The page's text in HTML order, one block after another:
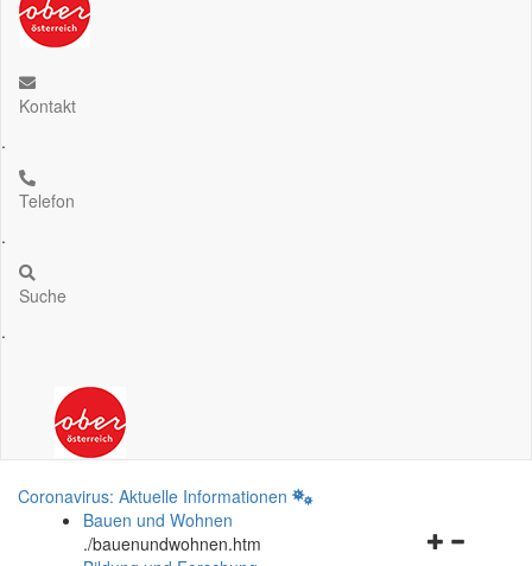
Kontakt
.
Telefon
.
Suche
.
Coronavirus: Aktuelle Informationen
Bauen und Wohnen
./bauenundwohnen.htm